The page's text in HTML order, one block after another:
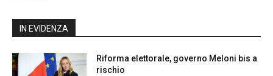
IN EVIDENZA
Riforma elettorale, governo Meloni bis a
rischio